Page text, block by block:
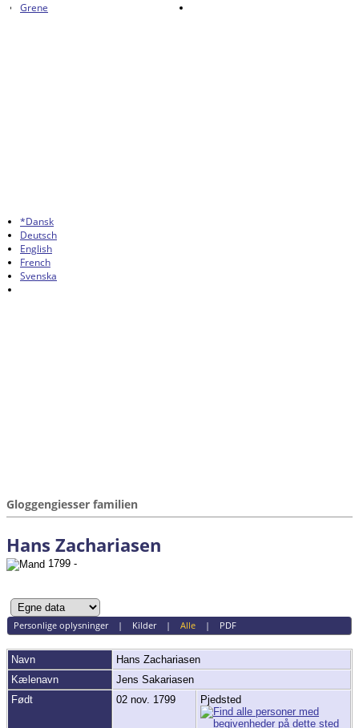
Grene
*Dansk
Deutsch
English
French
Svenska
Gloggengiesser familien
Hans Zachariasen
1799 -
Personlige oplysninger| Kilder| Alle| PDF
Navn Hans Zachariasen
Kælenavn
Jens Sakariasen
Født
02 nov. 1799 Pjedsted